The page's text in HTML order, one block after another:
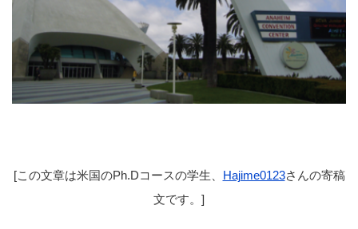
[この文章は米国のPh.Dコースの学生、 Hajime0123さんの寄稿
文です。]